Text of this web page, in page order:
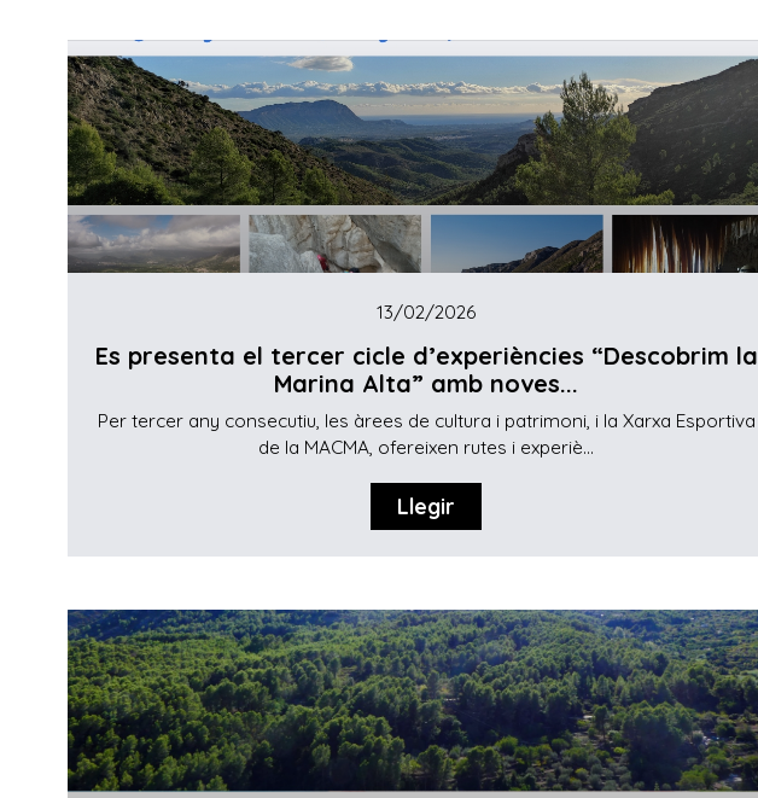
13/02/2026
Es presenta el tercer cicle d’experiències “Descobrim la
Marina Alta” amb noves...
Per tercer any consecutiu, les àrees de cultura i patrimoni, i la Xarxa Esportiva
de la MACMA, ofereixen rutes i experiè...
Llegir